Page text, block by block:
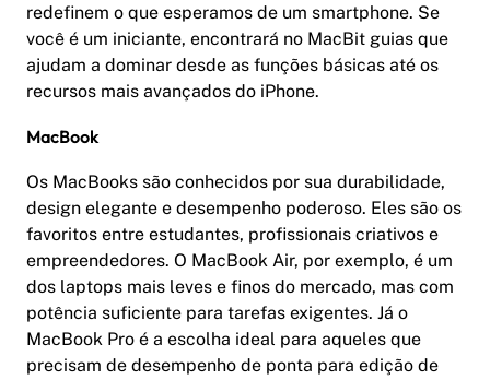
redefinem o que esperamos de um smartphone. Se
você é um iniciante, encontrará no MacBit guias que
ajudam a dominar desde as funções básicas até os
recursos mais avançados do iPhone.
MacBook
Os MacBooks são conhecidos por sua durabilidade,
design elegante e desempenho poderoso. Eles são os
favoritos entre estudantes, profissionais criativos e
empreendedores. O MacBook Air, por exemplo, é um
dos laptops mais leves e finos do mercado, mas com
potência suficiente para tarefas exigentes. Já o
MacBook Pro é a escolha ideal para aqueles que
precisam de desempenho de ponta para edição de